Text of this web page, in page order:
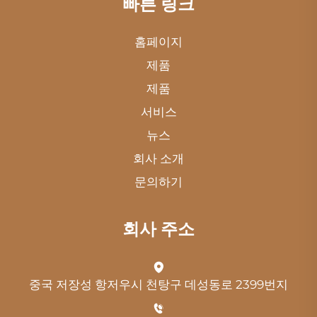
홈페이지
제품
제품
서비스
뉴스
회사 소개
문의하기
회사 주소
중국 저장성 항저우시 천탕구 데성동로 2399번지